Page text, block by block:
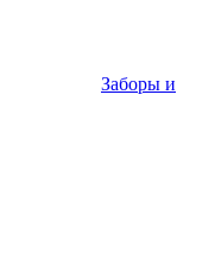
Заборы и